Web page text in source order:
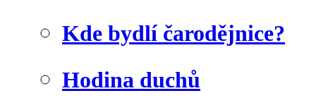
Kde bydlí čarodějnice?
Hodina duchů